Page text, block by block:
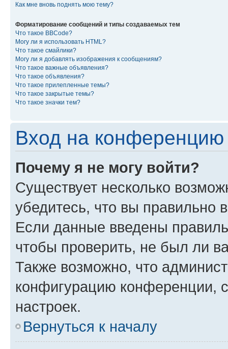
Как мне вновь поднять мою тему?
Форматирование сообщений и типы создаваемых тем
Что такое BBCode?
Могу ли я использовать HTML?
Что такое смайлики?
Могу ли я добавлять изображения к сообщениям?
Что такое важные объявления?
Что такое объявления?
Что такое прилепленные темы?
Что такое закрытые темы?
Что такое значки тем?
Вход на конференцию
Почему я не могу войти?
Существует несколько
убедитесь, что вы правильно
Если данные введены
чтобы проверить, не был ли
Также возможно, что
конфигурацию конференции,
настроек.
Вернуться к началу